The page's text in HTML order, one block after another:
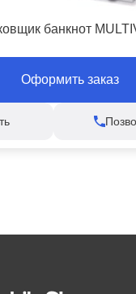
банкнот
Оформить заказ